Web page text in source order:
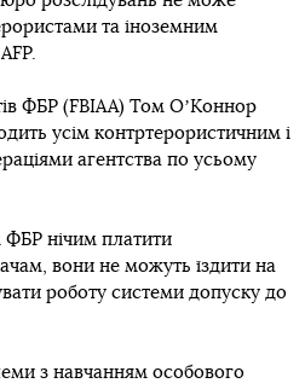
та іноземним
ФБР (FBIAA) Том ОʼКоннор
усім контртерористичним і
агентства по усьому
ФБР нічим платити
вони не можуть їздити на
роботу системи допуску до
з навчанням особового